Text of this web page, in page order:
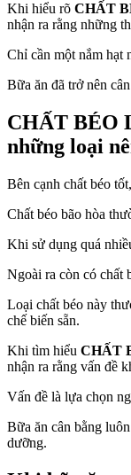
Khi hiểu rõ CHẤT
nhận ra rằng những
Chỉ cần một nắm hạt
Bữa ăn đã trở nên
CHẤT BÉO
những loại
Bên cạnh chất béo
Chất béo bão hòa
Khi sử dụng quá
Ngoài ra còn có chất
Loại chất béo này
chế biến sẵn.
Khi tìm hiểu CHẤT
nhận ra rằng vấn đề
Vấn đề là lựa chọn
Bữa ăn cân bằng
dưỡng.